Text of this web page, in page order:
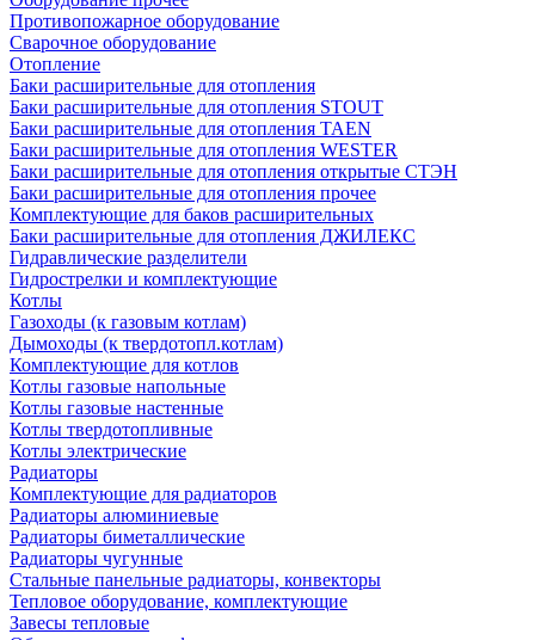
Противопожарное оборудование
Сварочное оборудование
Отопление
Баки расширительные для отопления
Баки расширительные для отопления STOUT
Баки расширительные для отопления TAEN
Баки расширительные для отопления WESTER
Баки расширительные для отопления открытые СТЭН
Баки расширительные для отопления прочее
Комплектующие для баков расширительных
Баки расширительные для отопления ДЖИЛЕКС
Гидравлические разделители
Гидрострелки и комплектующие
Котлы
Газоходы (к газовым котлам)
Дымоходы (к твердотопл.котлам)
Комплектующие для котлов
Котлы газовые напольные
Котлы газовые настенные
Котлы твердотопливные
Котлы электрические
Радиаторы
Комплектующие для радиаторов
Радиаторы алюминиевые
Радиаторы биметаллические
Радиаторы чугунные
Стальные панельные радиаторы, конвекторы
Тепловое оборудование, комплектующие
Завесы тепловые